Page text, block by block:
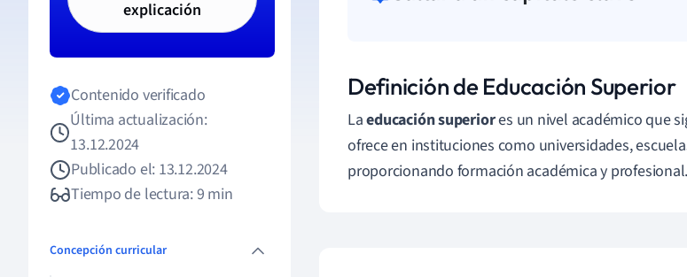
explicación
Contenido verificado
Última actualización:
13.12.2024
Publicado el: 13.12.2024
Tiempo de lectura: 9 min
Concepción curricular
Definición de Educación Superior
Laeducación superiores un nivel académico que
ofrece en instituciones como universidades,
proporcionando formación académica y profesional.